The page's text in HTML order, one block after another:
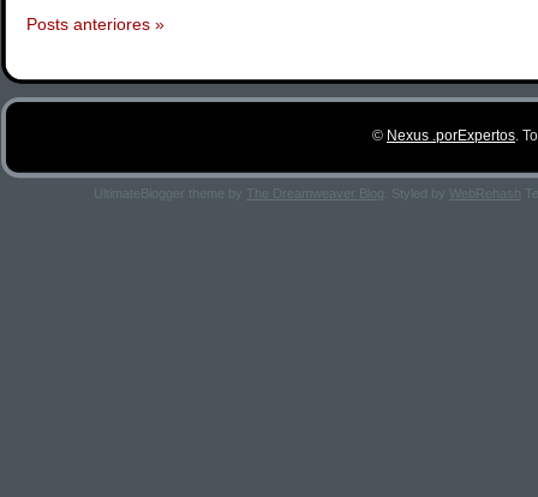
Posts anteriores »
© Nexus .porExpertos.
UltimateBlogger theme by The Dreamweaver Blog . Styled by WebRehash